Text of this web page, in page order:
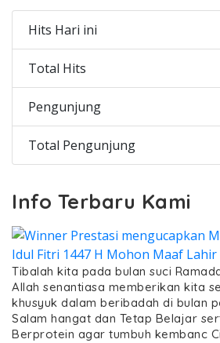
Hits Hari ini
Total Hits
Pengunjung
Total Pengunjung
Info Terbaru Kami
Tibalah kita pada bulan suci
Allah senantiasa memberikan kita
khusyuk dalam beribadah di bulan
Salam hangat dan Tetap Belajar
Berprotein agar tumbuh kembanc